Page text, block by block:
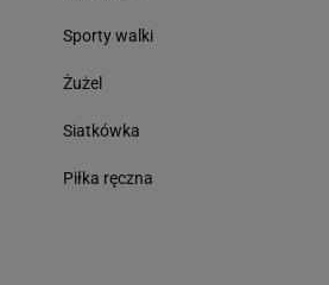
Sporty walki
Żużel
Siatkówka
Piłka ręczna